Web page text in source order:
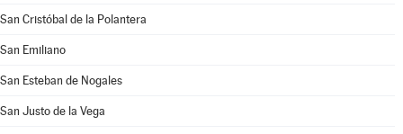
San Cristóbal de la Polantera
San Emiliano
San Esteban de Nogales
San Justo de la Vega